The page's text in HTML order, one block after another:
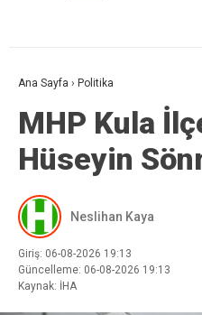
Ana Sayfa › Politika
MHP Kula
Hüseyin
Neslihan Kaya
Giriş: 06-08-2026 19:13
Güncelleme: 06-08-2026 19:13
Kaynak: İHA